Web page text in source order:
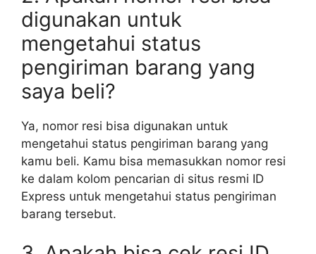
digunakan untuk
mengetahui status
pengiriman barang yang
saya beli?
Ya, nomor resi bisa digunakan untuk
mengetahui status pengiriman barang yang
kamu beli. Kamu bisa memasukkan nomor resi
ke dalam kolom pencarian di situs resmi ID
Express untuk mengetahui status pengiriman
barang tersebut.